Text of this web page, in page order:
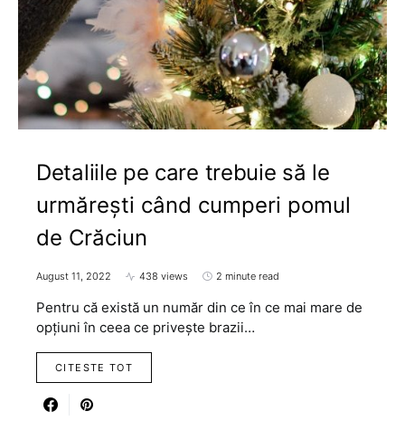
Detaliile pe care trebuie să le
urmărești când cumperi pomul
de Crăciun
August 11, 2022 438 views 2 minute read
Pentru că există un număr din ce în ce mai mare de
opțiuni în ceea ce privește brazii…
CITESTE TOT